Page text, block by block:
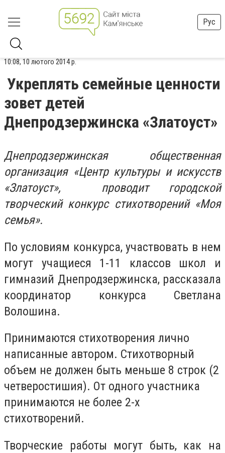
Рус
10:08, 10 лютого 2014 р.
Укреплять семейные ценности
зовет детей
Днепродзержинска «Златоуст»
Днепродзержинская общественная
организация «Центр культуры и искусств
«Златоуст», проводит городской
творческий конкурс стихотворений «Моя
семья».
По условиям конкурса, участвовать в нем
могут учащиеся 1-11 классов школ и
гимназий Днепродзержинска, рассказала
координатор конкурса Светлана
Волошина.
Принимаются стихотворения лично
написанные автором. Cтихотворный
объем не должен быть меньше 8 строк (2
четверостишия). От одного участника
принимаются не более 2-х
стихотворений.
Творческие работы могут быть, как на